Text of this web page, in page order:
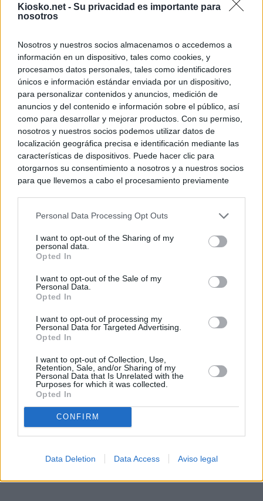
Kiosko.net - Su privacidad es importante para
nosotros
Nosotros y nuestros socios almacenamos o accedemos a
información en un dispositivo, tales como cookies, y
procesamos datos personales, tales como identificadores
únicos e información estándar enviada por un dispositivo,
para personalizar contenidos y anuncios, medición de
anuncios y del contenido e información sobre el público, así
como para desarrollar y mejorar productos. Con su permiso,
nosotros y nuestros socios podemos utilizar datos de
localización geográfica precisa e identificación mediante las
características de dispositivos. Puede hacer clic para
otorgarnos su consentimiento a nosotros y a nuestros socios
para que llevemos a cabo el procesamiento previamente
negar su consentimiento. Tenga en cuenta que algún
de su consentimiento, pero usted tiene el derecho de
rechazar tal procesamiento. Sus preferencias se aplicarán
cualquier momento entrando de nuevo en este sitio web o
visitando nuestra política de privacidad.
Personal Data Processing Opt Outs
I want to opt-out of the Sharing of my
personal data.
Opted In
I want to opt-out of the Sale of my
Personal Data.
Opted In
I want to opt-out of processing my
Personal Data for Targeted Advertising.
Opted In
I want to opt-out of Collection, Use,
Retention, Sale, and/or Sharing of my
Personal Data that Is Unrelated with the
Purposes for which it was collected.
Opted In
CONFIRM
Data Deletion Data Access Aviso legal